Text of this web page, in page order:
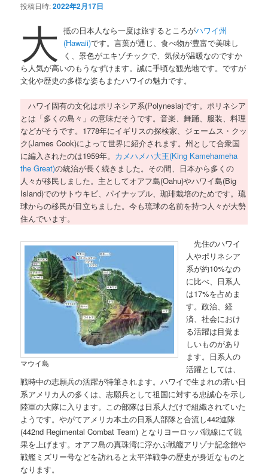
投稿日時:2022年2月17日
大 抵の日本人なら一度は旅するところがハワイ州
(Hawaii)です。言葉が通じ、食べ物が豊富で美味し
く、景色がエキゾチックで、気候が温暖なのですか
ら人気が高いのもうなずけます。誠に手頃な観光地です。ですが
文化や歴史の多様な姿もまたハワイの魅力です。
ハワイ固有の文化はポリネシア系(Polynesia)です。ポリネシア
とは「多くの島々」の意味だそうです。音楽、舞踊、服装、料理
などがそうです。1778年にイギリスの探検家、ジェームス・クッ
ク(James Cook)によって世界に紹介されます。州として合衆国
に編入されたのは1959年。 カメハメハ大王(King Kamehameha
the Great)の統治が長く続きました。その間、日本から多くの
人々が移民しました。主としてオアフ島(Oahu)やハワイ島(Big
Island)でのサトウキビ、パイナップル、珈琲栽培のためです。琉
球からの移民が目立ちました。今も琉球の名前を持つ人々が大勢
住んでいます。
マウイ島
先住のハワイ
人やポリネシア
系が約10%なの
に比べ、日系人
は17%を占めま
す。政治、経
済、社会におけ
る活躍は目覚ま
しいものがあり
ます。日系人の
活躍としては、
戦時中の志願兵の活躍が特筆されます。ハワイで生まれの若い日
系アメリカ人の多くは、志願兵として祖国に対する忠誠心を示し
陸軍の大隊に入ります。この部隊は日系人だけで組織されていた
ようです。やがてアメリカ本土の日系人部隊と合流し442連隊
(442nd Regimental Combat Team) となりヨーロッパ戦線にて戦
果を上げます。オアフ島の真珠湾に浮かぶ戦艦アリゾナ記念館や
戦艦ミズリー号などを訪れると太平洋戦争の歴史が身近なものと
なります。